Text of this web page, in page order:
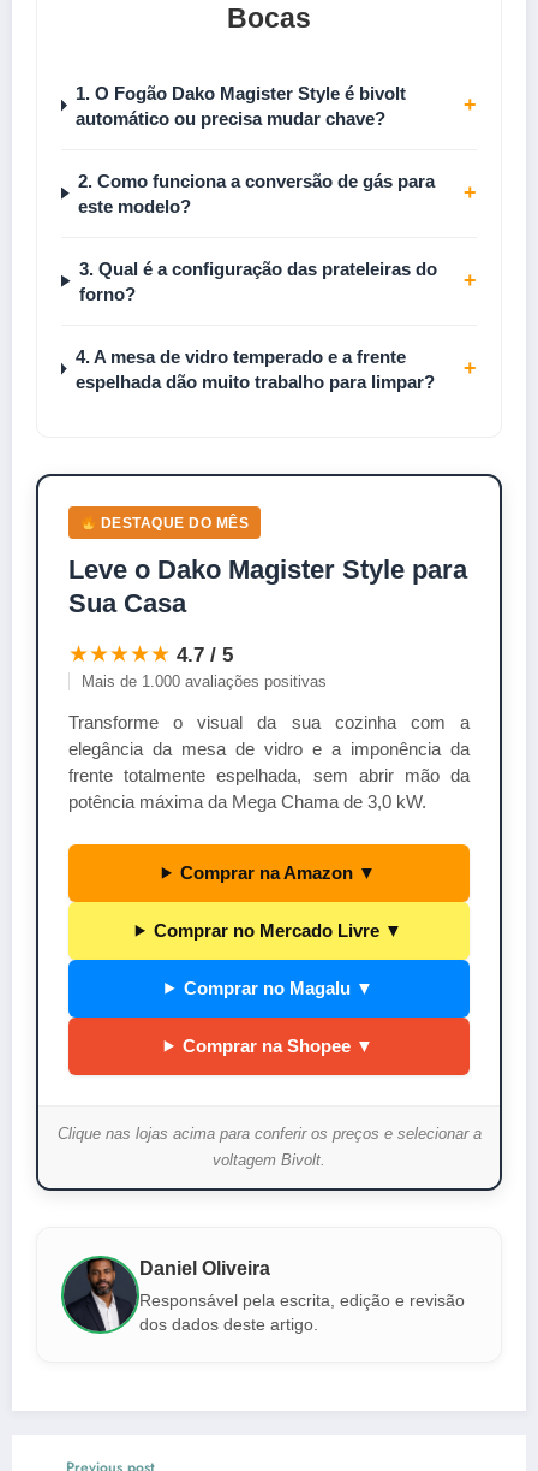
Bocas
1. O Fogão Dako Magister Style é bivolt
automático ou precisa mudar chave?
+
2. Como funciona a conversão de gás para
este modelo?
+
3. Qual é a configuração das prateleiras do
forno?
+
4. A mesa de vidro temperado e a frente
espelhada dão muito trabalho para limpar?
+
DESTAQUE DO MÊS
Leve o Dako Magister Style para
Sua Casa
★★★★★ 4.7 / 5
Mais de 1.000 avaliações positivas
Transforme o visual da sua cozinha com a
elegância da mesa de vidro e a imponência da
frente totalmente espelhada, sem abrir mão da
potência máxima da Mega Chama de 3,0 kW.
Comprar na Amazon ▼
Comprar no Mercado Livre ▼
Comprar no Magalu ▼
Comprar na Shopee ▼
Clique nas lojas acima para conferir os preços e selecionar a
voltagem Bivolt.
Daniel Oliveira
Responsável pela escrita, edição e revisão
dos dados deste artigo.